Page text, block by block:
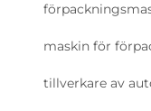
maskin för
tillverkare av